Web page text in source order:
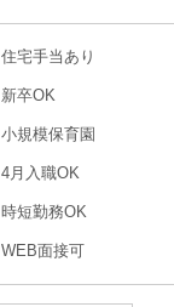
住宅手当あり
新卒OK
小規模保育園
4月入職OK
時短勤務OK
WEB面接可